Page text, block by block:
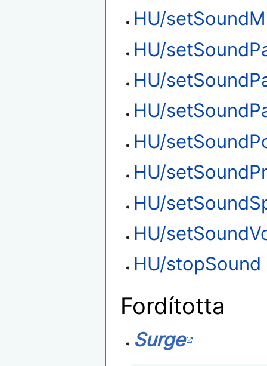
HU/
HU/
HU/
HU/
HU/
HU/
HU/
HU/
HU/stopSound
Fordította
Surge